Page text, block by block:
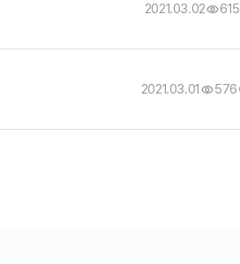
2021.03.02 615
2021.03.01 576